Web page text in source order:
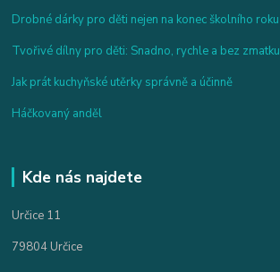
Drobné dárky pro děti nejen na konec školního roku
Tvořivé dílny pro děti: Snadno, rychle a bez zmatku
Jak prát kuchyňské utěrky správně a účinně
Háčkovaný anděl
Kde nás najdete
Určice 11
79804 Určice